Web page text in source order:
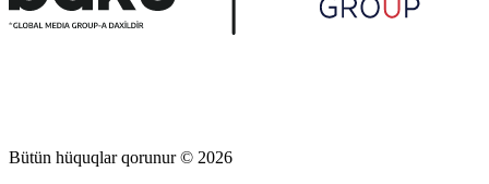
Bütün hüquqlar qorunur © 2026